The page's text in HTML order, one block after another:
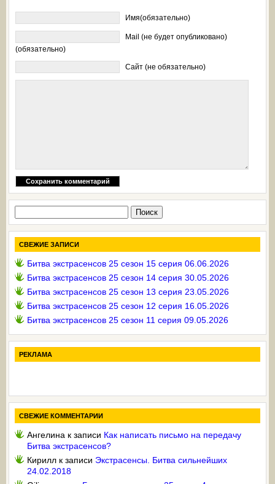
Имя(обязательно)
Mail (не будет опубликовано)
(обязательно)
Сайт (не обязательно)
СВЕЖИЕ ЗАПИСИ
Битва экстрасенсов 25 сезон 15 серия 06.06.2026
Битва экстрасенсов 25 сезон 14 серия 30.05.2026
Битва экстрасенсов 25 сезон 13 серия 23.05.2026
Битва экстрасенсов 25 сезон 12 серия 16.05.2026
Битва экстрасенсов 25 сезон 11 серия 09.05.2026
РЕКЛАМА
СВЕЖИЕ КОММЕНТАРИИ
Ангелина к записи Как написать письмо на передачу
Битва экстрасенсов?
Кирилл к записи Экстрасенсы. Битва сильнейших
24.02.2018